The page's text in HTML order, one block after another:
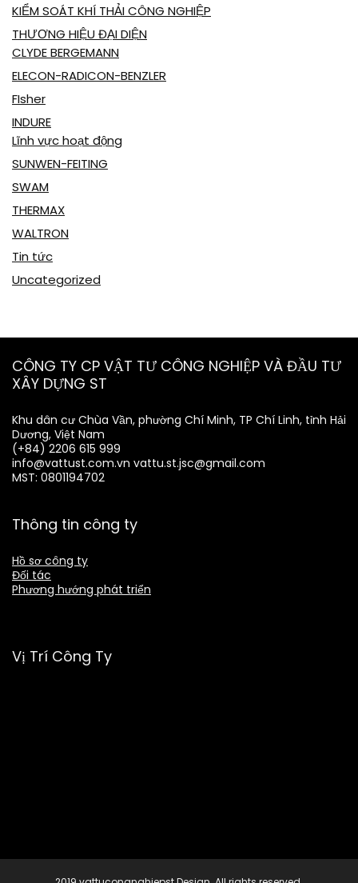
KIỂM SOÁT KHÍ THẢI CÔNG NGHIỆP
THƯƠNG HIỆU ĐẠI DIỆN
CLYDE BERGEMANN
ELECON-RADICON-BENZLER
FIsher
INDURE
Lĩnh vực hoạt động
SUNWEN-FEITING
SWAM
THERMAX
WALTRON
Tin tức
Uncategorized
CÔNG TY CP VẬT TƯ CÔNG NGHIỆP VÀ ĐẦU TƯ
XÂY DỰNG ST
Khu dân cư Chùa Vần, phường Chí Minh, TP Chí Linh, tỉnh Hải
Dương, Việt Nam
(+84) 2206 615 999
info@vattust.com.vn vattu.st.jsc@gmail.com
MST: 0801194702
Thông tin công ty
Hồ sơ công ty
Đối tác
Phương hướng phát triển
Vị Trí Công Ty